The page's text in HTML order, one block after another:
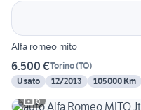
Alfa romeo mito
6.500 €Torino(TO)
Usato
12/2013 105000 Km
6